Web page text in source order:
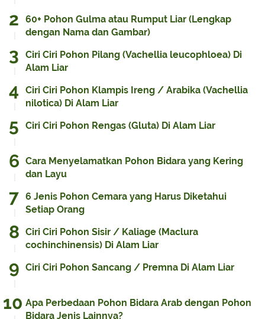
60+ Pohon Gulma atau Rumput Liar (Lengkap
dengan Nama dan Gambar)
Ciri Ciri Pohon Pilang (Vachellia leucophloea) Di
Alam Liar
Ciri Ciri Pohon Klampis Ireng / Arabika (Vachellia
nilotica) Di Alam Liar
Ciri Ciri Pohon Rengas (Gluta) Di Alam Liar
Cara Menyelamatkan Pohon Bidara yang Kering
dan Layu
6 Jenis Pohon Cemara yang Harus Diketahui
Setiap Orang
Ciri Ciri Pohon Sisir / Kaliage (Maclura
cochinchinensis) Di Alam Liar
Ciri Ciri Pohon Sancang / Premna Di Alam Liar
Apa Perbedaan Pohon Bidara Arab dengan Pohon
Bidara Jenis Lainnya?